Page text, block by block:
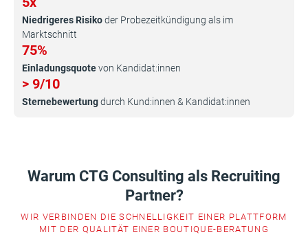
Niedrigeres Risikoder Probezeitkündigung als im
Marktschnitt
75%
Einladungsquotevon Kandidat:innen
> 9/10
Sternebewertungdurch Kund:innen & Kandidat:innen
Warum CTG Consulting als Recruiting
Partner?
WIR VERBINDEN DIE SCHNELLIGKEIT EINER PLATTFORM
MIT DER QUALITÄT EINER BOUTIQUE-BERATUNG